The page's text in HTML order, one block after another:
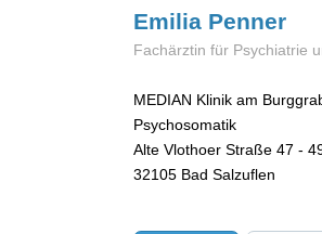
Emilia Penner
Fachärztin für Psychiatrie
MEDIAN Klinik am
Psychosomatik
Alte Vlothoer Straße 47 -
32105 Bad Salzuflen